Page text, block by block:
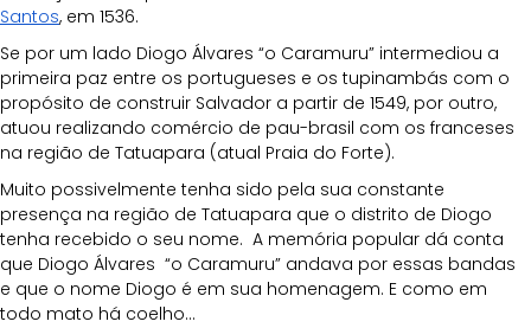
Santos, em 1536.
Se por um lado Diogo Álvares “o Caramuru” intermediou a
primeira paz entre os portugueses e os tupinambás com o
propósito de construir Salvador a partir de 1549, por outro,
atuou realizando comércio de pau-brasil com os franceses
na região de Tatuapara (atual Praia do Forte).
Muito possivelmente tenha sido pela sua constante
presença na região de Tatuapara que o distrito de Diogo
tenha recebido o seu nome.  A memória popular dá conta
que Diogo Álvares  “o Caramuru” andava por essas bandas
e que o nome Diogo é em sua homenagem. E como em
todo mato há coelho…